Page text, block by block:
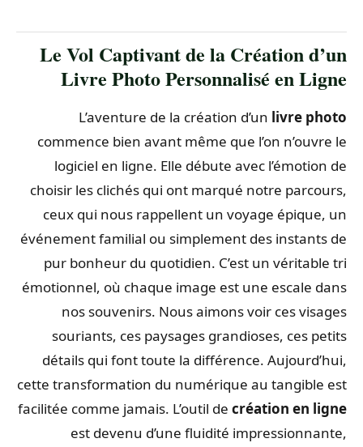
Le Vol Captivant de la Création d’un
Livre Photo Personnalisé en Ligne
L’aventure de la création d’unlivre photo
commence bien avant même que l’on n’ouvre le
logiciel en ligne. Elle débute avec l’émotion de
choisir les clichés qui ont marqué notre parcours,
ceux qui nous rappellent un voyage épique, un
événement familial ou simplement des instants de
pur bonheur du quotidien. C’est un véritable tri
émotionnel, où chaque image est une escale dans
nos souvenirs. Nous aimons voir ces visages
souriants, ces paysages grandioses, ces petits
détails qui font toute la différence. Aujourd’hui,
cette transformation du numérique au tangible est
facilitée comme jamais. L’outil decréation en ligne
est devenu d’une fluidité impressionnante,